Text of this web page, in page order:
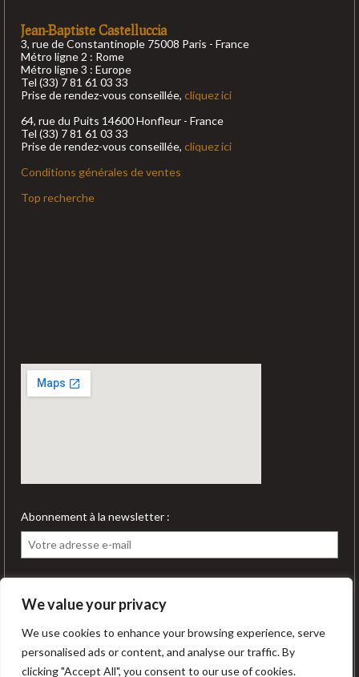
We value your privacy
We use cookies to enhance your browsing experience, serve
personalised ads or content, and analyse our traffic. By
clicking "Accept All", you consent to our use of cookies.
Jean-Baptiste Castelluccia
3, rue de Constantinople 75008 Paris - France
Métro ligne 2 : Rome
Métro ligne 3 : Europe
Tel (33) 7 81 61 03 33
Prise de rendez-vous conseillée, cliquez ici
64, rue du Puits 14600 Honfleur - France
Tel (33) 7 81 61 03 33
Prise de rendez-vous conseillée, cliquez ici
Conditions générales de ventes
Top recherche
Abonnement à la newsletter :